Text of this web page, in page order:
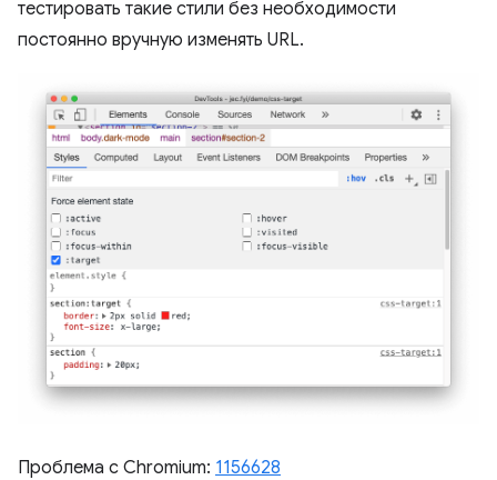
тестировать такие стили без необходимости
постоянно вручную изменять URL.
Проблема с Chromium: 1156628